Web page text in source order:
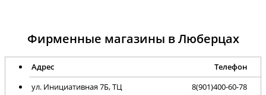
Фирменные магазины в Люберцах
Адрес
Телефон
ул. Инициативная 7Б, ТЦ
8(901)400-60-78